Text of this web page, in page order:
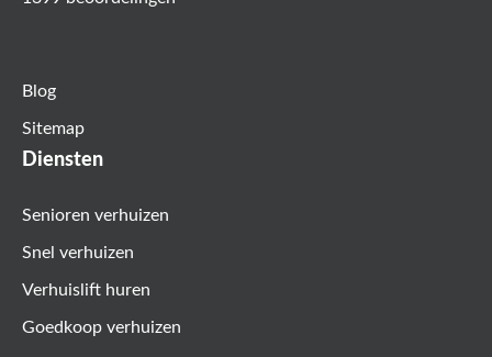
Blog
Sitemap
Diensten
Senioren verhuizen
Snel verhuizen
Verhuislift huren
Goedkoop verhuizen